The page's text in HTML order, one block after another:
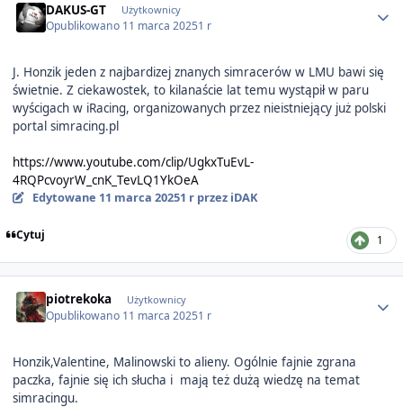
DAKUS-GT Użytkownicy
Opublikowano 11 marca 20251 r
J. Honzik jeden z najbardizej znanych simracerów w LMU bawi się
świetnie. Z ciekawostek, to kilanaście lat temu wystąpił w paru
wyścigach w iRacing, organizowanych przez nieistniejący już polski
portal simracing.pl
https://www.youtube.com/clip/UgkxTuEvL-
4RQPcvoyrW_cnK_TevLQ1YkOeA
Edytowane 11 marca 20251 r przez iDAK
Cytuj 1
piotrekoka Użytkownicy
Opublikowano 11 marca 20251 r
Honzik,Valentine, Malinowski to alieny. Ogólnie fajnie zgrana
paczka, fajnie się ich słucha i mają też dużą wiedzę na temat
simracingu.